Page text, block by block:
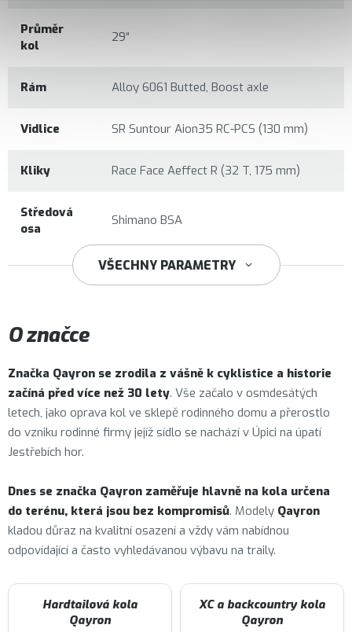
Průměr
kol
29“
Rám Alloy 6061 Butted, Boost axle
Vidlice SR Suntour Aion35 RC-PCS (130 mm)
Kliky Race Face Aeffect R (32 T, 175 mm)
Středová
osa
Shimano BSA
Shimano Deore M6100
VŠECHNY PARAMETRY
O značce
Značka Qayron se zrodila z vášně k cyklistice a historie
začíná před více než 30 lety. Vše začalo v osmdesátých
letech, jako oprava kol ve sklepě rodinného domu a přerostlo
do vzniku rodinné firmy jejíž sídlo se nachází v Úpici na úpatí
Jestřebích hor.
Dnes se značka Qayron zaměřuje hlavně na kola určena
do terénu, která jsou bez kompromisů. Modely Qayron
kladou důraz na kvalitní osazení a vždy vám nabídnou
odpovídající a často vyhledávanou výbavu na traily.
Hardtailová kola
Qayron
XC a backcountry kola
Qayron